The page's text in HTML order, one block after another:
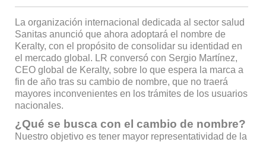
La organización internacional dedicada al sector salud
Sanitas anunció que ahora adoptará el nombre de
Keralty, con el propósito de consolidar su identidad en
el mercado global. LR conversó con Sergio Martínez,
CEO global de Keralty, sobre lo que espera la marca a
fin de año tras su cambio de nombre, que no traerá
mayores inconvenientes en los trámites de los usuarios
nacionales.
¿Qué se busca con el cambio de nombre?
Nuestro objetivo es tener mayor representatividad de la